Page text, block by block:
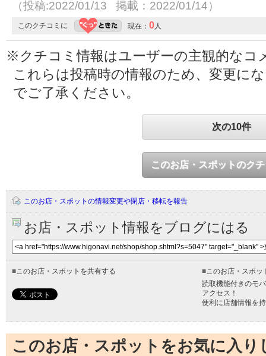
（投稿:2022/01/13 掲載：2022/01/14）
このクチコミに 現在： 0人
※クチコミ情報はユーザーの主観的なコ
これらは投稿時の情報のため、変更に
でご了承ください。
次の10件
このお店・スポットのク
このお店・スポットの情報変更や閉店・移転を報告
お店・スポット情報をブログにはる
■このお店・スポットを共有する ■このお店・スポッ
読取機能付きのモ
アクセス！
便利に店舗情報を
このお店・スポットをお気に入